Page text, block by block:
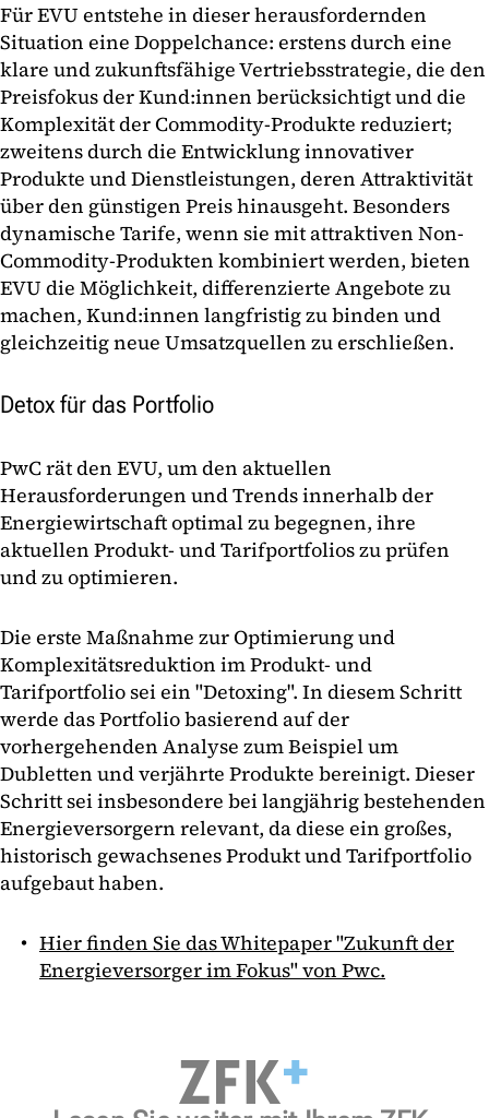
Für EVU entstehe in dieser herausfordernden
Situation eine Doppelchance: erstens durch eine
klare und zukunftsfähige Vertriebsstrategie, die den
Preisfokus der Kund:innen berücksichtigt und die
Komplexität der Commodity-Produkte reduziert;
zweitens durch die Entwicklung innovativer
Produkte und Dienstleistungen, deren Attraktivität
über den günstigen Preis hinausgeht. Besonders
dynamische Tarife, wenn sie mit attraktiven Non-
Commodity-Produkten kombiniert werden, bieten
EVU die Möglichkeit, differenzierte Angebote zu
machen, Kund:innen langfristig zu binden und
gleichzeitig neue Umsatzquellen zu erschließen.
Detox für das Portfolio
PwC rät den EVU, um den aktuellen
Herausforderungen und Trends innerhalb der
Energiewirtschaft optimal zu begegnen, ihre
aktuellen Produkt- und Tarifportfolios zu prüfen
und zu optimieren.
Die erste Maßnahme zur Optimierung und
Komplexitätsreduktion im Produkt- und
Tarifportfolio sei ein "Detoxing". In diesem Schritt
werde das Portfolio basierend auf der
vorhergehenden Analyse zum Beispiel um
Dubletten und verjährte Produkte bereinigt. Dieser
Schritt sei insbesondere bei langjährig bestehenden
Energieversorgern relevant, da diese ein großes,
historisch gewachsenes Produkt und Tarifportfolio
aufgebaut haben.
Hier finden Sie das Whitepaper "Zukunft der
Energieversorger im Fokus" von Pwc.